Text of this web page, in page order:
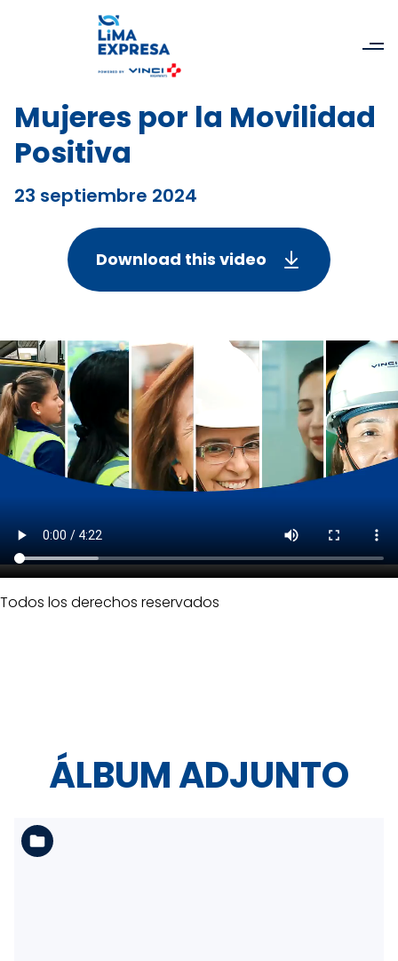
Mujeres por la Movilidad
Positiva
23 septiembre 2024
Download this video
Todos los derechos reservados
ÁLBUM ADJUNTO